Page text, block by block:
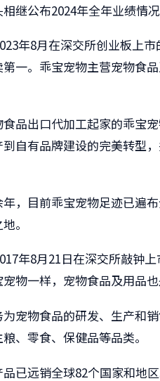
继公布2024年全年业绩情
年8月在深交所创业板上
一。乖宝宠物主营宠物食
品出口代加工起家的乖宝
自有品牌建设的完美转型
，目前乖宝宠物足迹已遍
。
年8月21日在深交所敲钟
物一样，宠物食品及用品
宠物食品的研发、生产和
、零食、保健品等品类。
已远销全球82个国家和地区